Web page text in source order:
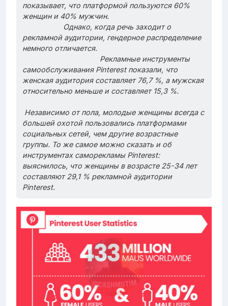
показывает, что платформой пользуются60%
женщин и 40% мужчин.
Однако, когда речь заходит о
рекламной аудитории, гендерное распределение
немного отличается.
Рекламные инструменты
самообслуживания Pinterest показали, что
женская аудитория составляет 76,7 %, а мужская
относительно меньше и составляет 15,3 %.
Независимо от пола, молодые женщины всегда с
большей охотой пользовались платформами
социальных сетей, чем другие возрастные
группы. То же самое можно сказать и об
инструментах саморекламы Pinterest:
выяснилось, что женщины в возрасте 25-34 лет
составляют 29,1 % рекламной аудитории
Pinterest.